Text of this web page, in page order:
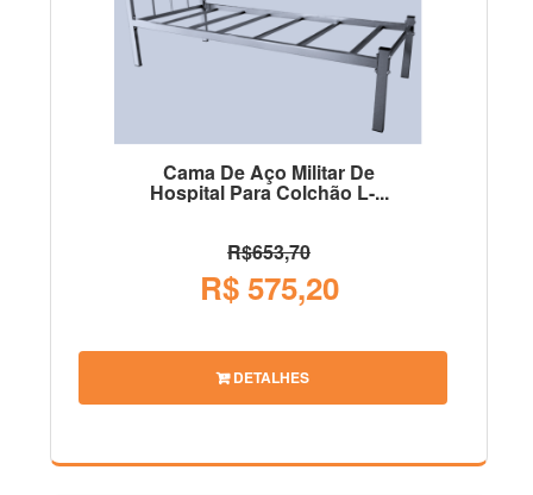
Cama De Aço Militar De
Hospital Para Colchão L-...
R$653,70
R$ 575,20
DETALHES